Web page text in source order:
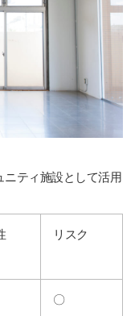
ニティ施設として活用
リスク
〇